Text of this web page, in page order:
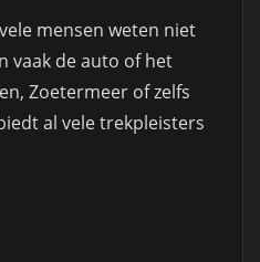
mensen weten niet
vaak de auto of het
Zoetermeer of zelfs
al vele trekpleisters